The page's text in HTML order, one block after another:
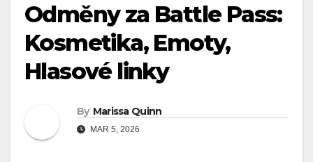
Odměny za Battle Pass:
Kosmetika, Emoty,
Hlasové linky
By Marissa Quinn
MAR 5, 2026